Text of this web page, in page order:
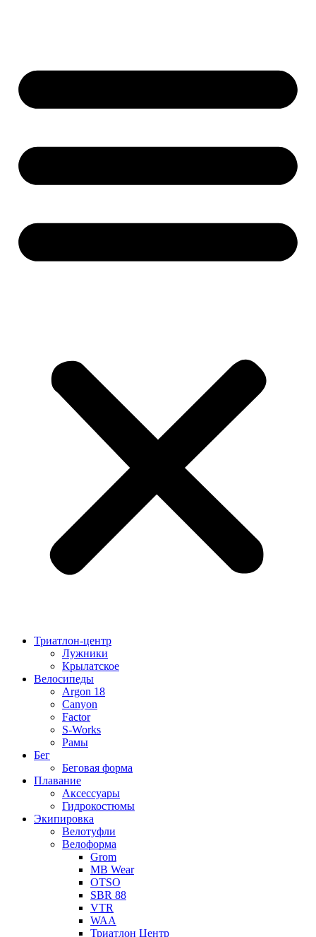
Триатлон-центр
Лужники
Крылатское
Велосипеды
Argon 18
Canyon
Factor
S-Works
Рамы
Бег
Беговая форма
Плавание
Аксессуары
Гидрокостюмы
Экипировка
Велотуфли
Велоформа
Grom
MB Wear
OTSO
SBR 88
VTR
WAA
Триатлон Центр